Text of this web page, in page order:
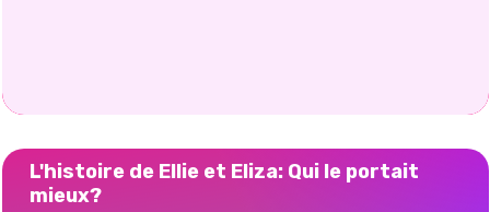
L'histoire de Ellie et Eliza: Qui le portait
mieux?